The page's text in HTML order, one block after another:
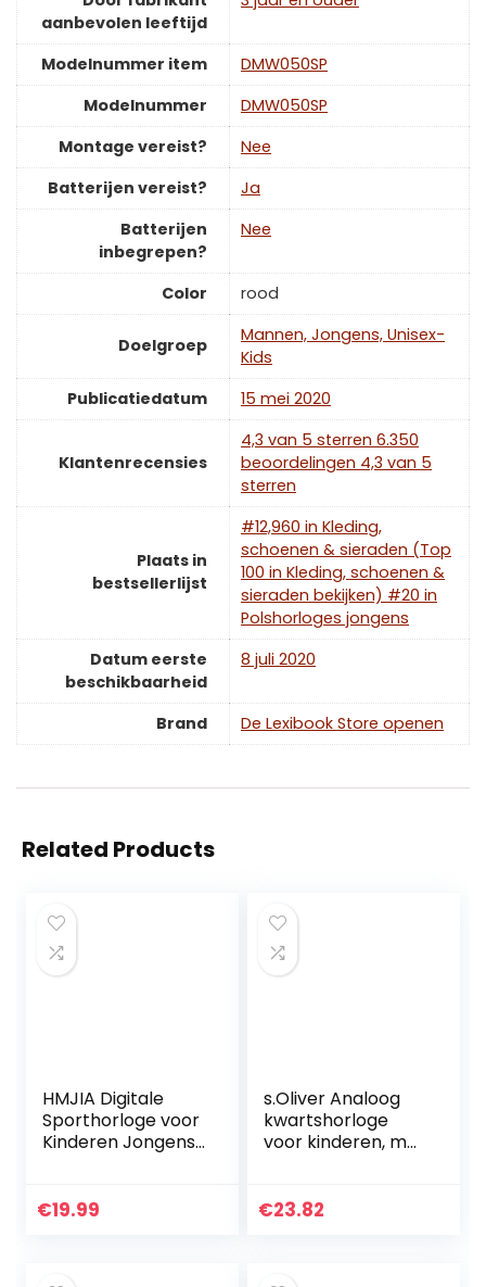
aanbevolen leeftijd
Modelnummer item
‎DMW050SP
Modelnummer
‎DMW050SP
Montage vereist?
‎Nee
Batterijen vereist?
‎Ja
Batterijen
inbegrepen?
‎Nee
Color ‎rood
Doelgroep
‎Mannen, Jongens, Unisex-
Kids
Publicatiedatum
‎15 mei 2020
Klantenrecensies
4,3 van 5 sterren 6.350
beoordelingen 4,3 van 5
sterren
Plaats in
bestsellerlijst
#12,960 in Kleding,
schoenen & sieraden (Top
100 in Kleding, schoenen &
sieraden bekijken) #20 in
Polshorloges jongens
Datum eerste
beschikbaarheid
8 juli 2020
Brand De Lexibook Store openen
Related Products
HMJIA Digitale
Sporthorloge voor
Kinderen Jongens
Horloges met
€19.99
s.Oliver Analoog
kwartshorloge
voor kinderen, met
€23.82